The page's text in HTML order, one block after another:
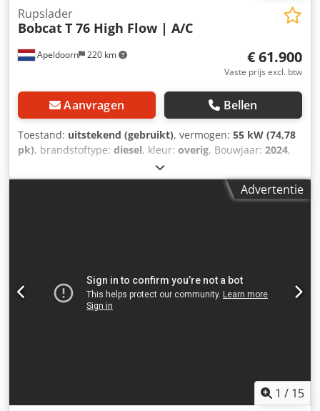
Apeldoorn 220 km
Rupslader
BobcatT 76 High Flow | A/C
€ 61.900
Vaste prijs excl. btw
Aanvragen Bellen
Toestand: uitstekend (gebruikt), vermogen: 55 kW (74,78
pk), brandstoftype: diesel, kleur: overig, Bouwjaar: 2024,
, Uitrusting:
Technische informatie Aantal cilinders: 4 Motorinhoud:
2.400 cc Besturing: Bock Merk motor: Bobcat Leeggewicht:
High flow - Hydraulische snelwisselaar - LED-verlichting -
Signaallamp - Twee snelheden = Opmerkingen =
Aandrijflijn Emissiestandaard: Stage V / Tier IV final
Advertentie
1 / 15